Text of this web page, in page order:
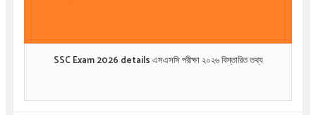
SSC Exam 2026 details এসএসসি পরীক্ষা ২০২৬ বিস্তারিত তথ্য